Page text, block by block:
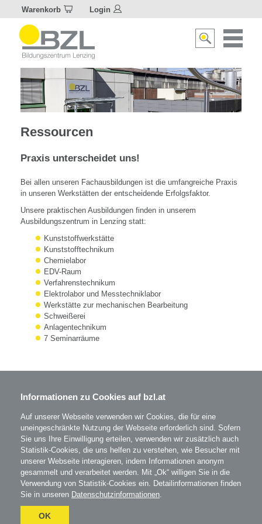
Warenkorb Login
Suche
Ressourcen
Praxis unterscheidet uns!
Bei allen unseren Fachausbildungen ist die umfangreiche Praxis
in unseren Werkstätten der entscheidende Erfolgsfaktor.
Unsere praktischen Ausbildungen finden in unserem
Ausbildungszentrum in Lenzing statt:
Kunststoffwerkstätte
Kunststofftechnikum
Chemielabor
EDV-Raum
Verfahrenstechnikum
Elektrolabor und Messtechniklabor
Werkstätte zur mechanischen Bearbeitung
Schweißerei
Anlagentechnikum
7 Seminarräume
BZL - Bildungszentrum Lenzing GmbH
A-4860 Lenzing
T: 07672 701-3531
office@bzl.at
BZLauf Facebook
BZL auf Instagram
AGB Impressum
Umgesetzt
Informationen zu Cookies auf bzl.at
Auf unserer Webseite verwenden wir Cookies, die für eine
uneingeschränkte Nutzung der Webseite erforderlich sind. Sofern
Sie uns Ihre Einwilligung erteilen, verwenden wir zusätzlich auch
Statistik-Cookies, die uns helfen zu verstehen, wie Besucher mit
unserer Webseite interagieren, indem Informationen anonym
gesammelt und verarbeitet werden. Mit „Ok“ willigen Sie in die
Verwendung von Statistik-Cookies ein. Detailinformationen finden
Sie in unseren Datenschutzinformationen.
OK